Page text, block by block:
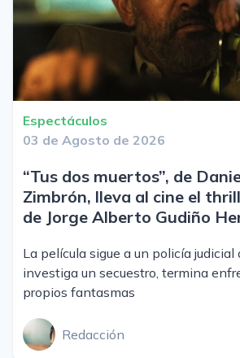
Espectáculos
03 de Agosto de 2026
“Tus dos muertos”, de
Zimbrón, lleva al cine el
de Jorge Alberto Gudiño
La película sigue a un policía judicial
investiga un secuestro, termina
propios fantasmas
Redacción